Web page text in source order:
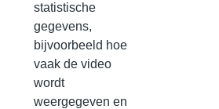
statistische
gegevens,
bijvoorbeeld hoe
vaak de video
wordt
weergegeven en